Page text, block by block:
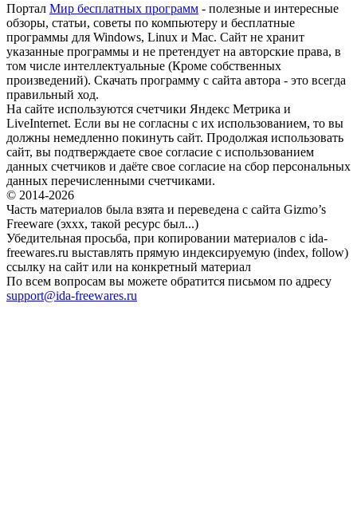
Портал Мир бесплатных программ - полезные и интересные
обзоры, статьи, советы по компьютеру и бесплатные
программы для Windows, Linux и Mac. Сайт не хранит
указанные программы и не претендует на авторские права, в
том числе интеллектуальные (Кроме собственных
произведений). Скачать программу с сайта автора - это всегда
правильный ход.
На сайте используются счетчики Яндекс Метрика и
LiveInternet. Если вы не согласны с их использованием, то вы
должны немедленно покинуть сайт. Продолжая использовать
сайт, вы подтверждаете свое согласие с использованием
данных счетчиков и даёте свое согласие на сбор персональных
данных перечисленными счетчиками.
© 2014-2026
Часть материалов была взята и переведена с сайта Gizmo’s
Freeware (эххх, такой ресурс был...)
Убедительная просьба, при копировании материалов с ida-
freewares.ru выставлять прямую индексируемую (index, follow)
ссылку на сайт или на конкретный материал
По всем вопросам вы можете обратится письмом по адресу
support@ida-freewares.ru